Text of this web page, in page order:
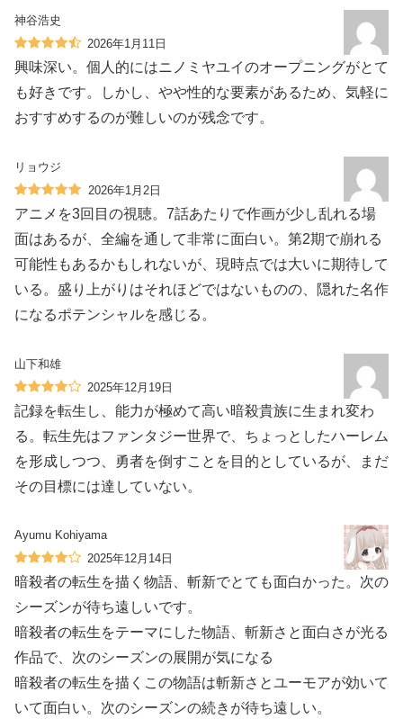
神谷浩史
2026年1月11日
興味深い。個人的にはニノミヤユイのオープニングがとて
も好きです。しかし、やや性的な要素があるため、気軽に
おすすめするのが難しいのが残念です。
リョウジ
2026年1月2日
アニメを3回目の視聴。7話あたりで作画が少し乱れる場
面はあるが、全編を通して非常に面白い。第2期で崩れる
可能性もあるかもしれないが、現時点では大いに期待して
いる。盛り上がりはそれほどではないものの、隠れた名作
になるポテンシャルを感じる。
山下和雄
2025年12月19日
記録を転生し、能力が極めて高い暗殺貴族に生まれ変わ
る。転生先はファンタジー世界で、ちょっとしたハーレム
を形成しつつ、勇者を倒すことを目的としているが、まだ
その目標には達していない。
Ayumu Kohiyama
2025年12月14日
暗殺者の転生を描く物語、斬新でとても面白かった。次の
シーズンが待ち遠しいです。
暗殺者の転生をテーマにした物語、斬新さと面白さが光る
作品で、次のシーズンの展開が気になる
暗殺者の転生を描くこの物語は斬新さとユーモアが効いて
いて面白い。次のシーズンの続きが待ち遠しい。